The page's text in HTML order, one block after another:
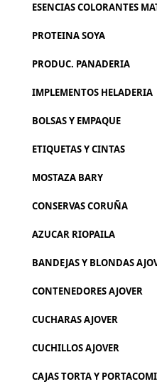
ESENCIAS COLORANTES
PROTEINA SOYA
PRODUC. PANADERIA
IMPLEMENTOS HELADERIA
BOLSAS Y EMPAQUE
ETIQUETAS Y CINTAS
MOSTAZA BARY
CONSERVAS CORUÑA
AZUCAR RIOPAILA
BANDEJAS Y BLONDAS
CONTENEDORES AJOVER
CUCHARAS AJOVER
CUCHILLOS AJOVER
CAJAS TORTA Y